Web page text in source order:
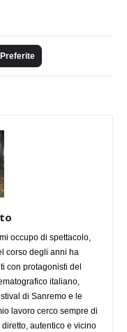
Preferite
occupo di spettacolo,
corso degli anni ha
con protagonisti del
italiano,
di Sanremo e le
lavoro cerco sempre di
autentico e vicino